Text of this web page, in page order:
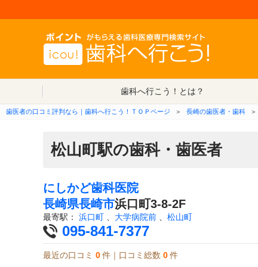
歯科へ行こう！とは？
歯医者の口コミ評判なら｜歯科へ行こう！ＴＯＰページ ＞ 長崎の歯医者・歯科 ＞
松山町駅の歯科・歯医者
にしかど歯科医院
長崎県長崎市浜口町3-8-2F
最寄駅： 浜口町 大学病院前 松山町
095-841-7377
最近の口コミ 0 件｜口コミ総数 0 件